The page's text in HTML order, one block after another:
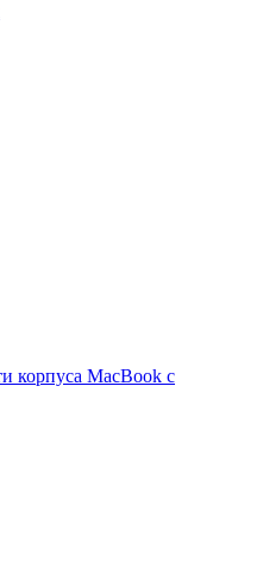
корпуса MacBook с